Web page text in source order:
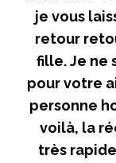
je vous
retour
fille. Je ne
pour votre
personne
voilà, la
très